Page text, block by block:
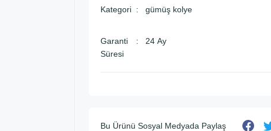
Kategori gümüş kolye
Garanti
Süresi
24 Ay
Bu Ürünü Sosyal Medyada Paylaş